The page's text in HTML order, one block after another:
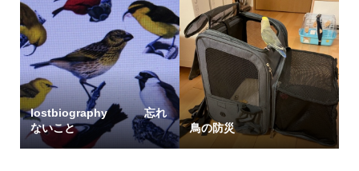
lostbiography 忘れ
ないこと
鳥の防災